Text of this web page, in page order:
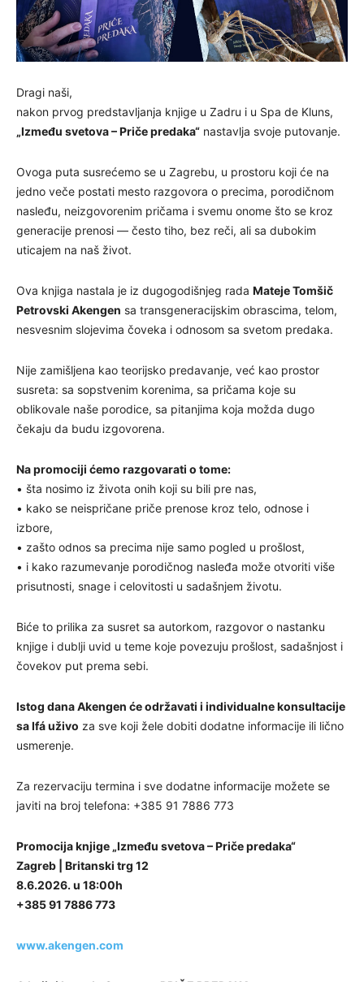
Dragi naši,
nakon prvog predstavljanja knjige u Zadru i u Spa de Kluns,
„Između svetova – Priče predaka“ nastavlja svoje putovanje.
Ovoga puta susrećemo se u Zagrebu, u prostoru koji će na
jedno veče postati mesto razgovora o precima, porodičnom
nasleđu, neizgovorenim pričama i svemu onome što se kroz
generacije prenosi — često tiho, bez reči, ali sa dubokim
uticajem na naš život.
Ova knjiga nastala je iz dugogodišnjeg rada Mateje Tomšič
Petrovski Akengen sa transgeneracijskim obrascima, telom,
nesvesnim slojevima čoveka i odnosom sa svetom predaka.
Nije zamišljena kao teorijsko predavanje, već kao prostor
susreta: sa sopstvenim korenima, sa pričama koje su
oblikovale naše porodice, sa pitanjima koja možda dugo
čekaju da budu izgovorena.
Na promociji ćemo razgovarati o tome:
• šta nosimo iz života onih koji su bili pre nas,
• kako se neispričane priče prenose kroz telo, odnose i
izbore,
• zašto odnos sa precima nije samo pogled u prošlost,
• i kako razumevanje porodičnog nasleđa može otvoriti više
prisutnosti, snage i celovitosti u sadašnjem životu.
Biće to prilika za susret sa autorkom, razgovor o nastanku
knjige i dublji uvid u teme koje povezuju prošlost, sadašnjost i
čovekov put prema sebi.
Istog dana Akengen će održavati i individualne konsultacije
sa Ifá uživo za sve koji žele dobiti dodatne informacije ili lično
usmerenje.
Za rezervaciju termina i sve dodatne informacije možete se
javiti na broj telefona: +385 91 7886 773
Promocija knjige „Između svetova – Priče predaka“
Zagreb | Britanski trg 12
8.6.2026. u 18:00h
+385 91 7886 773
www.akengen.com